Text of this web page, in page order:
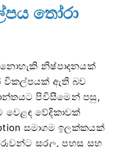
තෝරා
නොහැකි නිෂ්පාදනයක්
විකල්පයක් ඇති බව
පිවිසීමෙන් පසු,
වෙළඳ වේදිකාවක්
සමාගම ඉලක්කයක්
සරල, පහසු සහ